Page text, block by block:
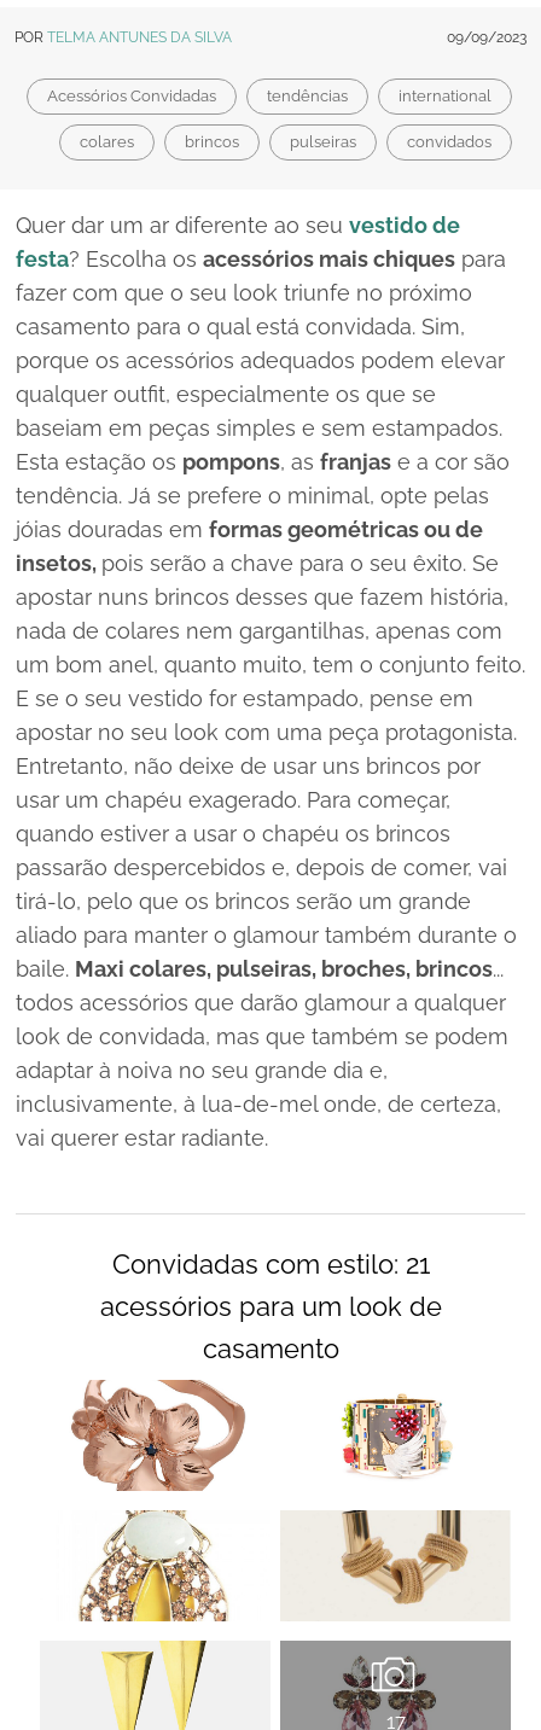
POR TELMA ANTUNES DA SILVA 09/09/2023
Acessórios Convidadas tendências international
colares brincos pulseiras convidados
Quer dar um ar diferente ao seu vestido de
festa? Escolha os acessórios mais chiques para
fazer com que o seu look triunfe no próximo
casamento para o qual está convidada. Sim,
porque os acessórios adequados podem elevar
qualquer outfit, especialmente os que se
baseiam em peças simples e sem estampados.
Esta estação os pompons, as franjas e a cor são
tendência. Já se prefere o minimal, opte pelas
jóias douradas em formas geométricas ou de
insetos, pois serão a chave para o seu êxito. Se
apostar nuns brincos desses que fazem história,
nada de colares nem gargantilhas, apenas com
um bom anel, quanto muito, tem o conjunto feito.
E se o seu vestido for estampado, pense em
apostar no seu look com uma peça protagonista.
Entretanto, não deixe de usar uns brincos por
usar um chapéu exagerado. Para começar,
quando estiver a usar o chapéu os brincos
passarão despercebidos e, depois de comer, vai
tirá-lo, pelo que os brincos serão um grande
aliado para manter o glamour também durante o
baile. Maxi colares, pulseiras, broches, brincos...
todos acessórios que darão glamour a qualquer
look de convidada, mas que também se podem
adaptar à noiva no seu grande dia e,
inclusivamente, à lua-de-mel onde, de certeza,
vai querer estar radiante.
Convidadas com estilo: 21
acessórios para um look de
casamento
17